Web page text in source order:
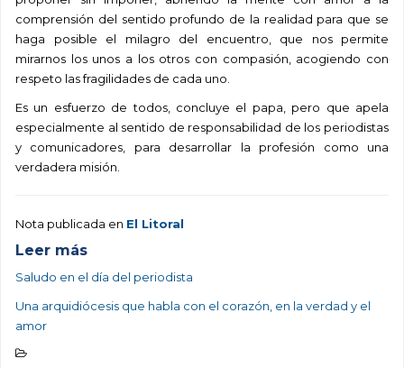
comprensión del sentido profundo de la realidad para que se
haga posible el milagro del encuentro, que nos permite
mirarnos los unos a los otros con compasión, acogiendo con
respeto las fragilidades de cada uno.
Es un esfuerzo de todos, concluye el papa, pero que apela
especialmente al sentido de responsabilidad de los periodistas
y comunicadores, para desarrollar la profesión como una
verdadera misión.
Nota publicada en El Litoral
Leer más
Saludo en el día del periodista
Una arquidiócesis que habla con el corazón, en la verdad y el
amor